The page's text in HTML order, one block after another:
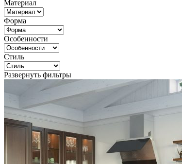
Материал
Форма
Особенности
Стиль
Развернуть фильтры